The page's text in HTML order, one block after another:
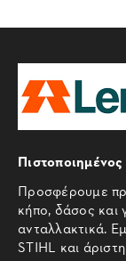
Προσφέρουμε
κήπο, δάσος και
ανταλλακτικά.
STIHL και